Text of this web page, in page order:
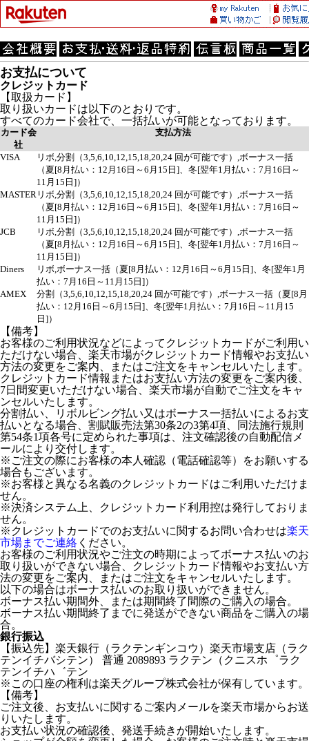
お支払について
クレジットカード
【取扱カード】
取り扱いカードは以下のとおりです。
すべてのカード会社で、一括払いが可能となっております。
カード会
社
支払方法
VISA
リボ,分割（3,5,6,10,12,15,18,20,24 回が可能です）,ボーナス一括
（夏[8月払い：12月16日～6月15日]、冬[翌年1月払い：7月16日～
11月15日]）
MASTER リボ,分割（3,5,6,10,12,15,18,20,24 回が可能です）,ボーナス一括
（夏[8月払い：12月16日～6月15日]、冬[翌年1月払い：7月16日～
11月15日]）
JCB
リボ,分割（3,5,6,10,12,15,18,20,24 回が可能です）,ボーナス一括
（夏[8月払い：12月16日～6月15日]、冬[翌年1月払い：7月16日～
11月15日]）
Diners
リボ,ボーナス一括（夏[8月払い：12月16日～6月15日]、冬[翌年1月
払い：7月16日～11月15日]）
AMEX
分割（3,5,6,10,12,15,18,20,24 回が可能です）,ボーナス一括（夏[8月
払い：12月16日～6月15日]、冬[翌年1月払い：7月16日～11月15
日]）
【備考】
お客様のご利用状況などによってクレジットカードがご利用い
ただけない場合、楽天市場がクレジットカード情報やお支払い
方法の変更をご案内、またはご注文をキャンセルいたします。
クレジットカード情報またはお支払い方法の変更をご案内後、
7日間変更いただけない場合、楽天市場が自動でご注文をキャ
ンセルいたします。
分割払い、リボルビング払い又はボーナス一括払いによるお支
払いとなる場合、割賦販売法第30条2の3第4項、同法施行規則
第54条1項各号に定められた事項は、注文確認後の自動配信メ
ールにより交付します。
※ご注文の際にお客様の本人確認（電話確認等）をお願いする
場合もございます。
※お客様と異なる名義のクレジットカードはご利用いただけま
せん。
※決済システム上、クレジットカード利用控は発行しておりま
せん。
※クレジットカードでのお支払いに関するお問い合わせは楽天
市場までご連絡 ください。
お客様のご利用状況やご注文の時期によってボーナス払いのお
取り扱いができない場合、クレジットカード情報やお支払い方
法の変更をご案内、またはご注文をキャンセルいたします。
以下の場合はボーナス払いのお取り扱いができません。
ボーナス払い期間外、または期間終了間際のご購入の場合。
ボーナス払い期間終了までに発送ができない商品をご購入の場
合。
銀行振込
【振込先】楽天銀行（ラクテンギンコウ）楽天市場支店（ラク
テンイチバシテン） 普通 2089893 ラクテン（クニスホ゜ラク
テンイチハ゛テン
※この口座の権利は楽天グループ株式会社が保有しています。
【備考】
ご注文後、お支払いに関するご案内メールを楽天市場からお送
りいたします。
お支払い状況の確認後、発送手続きが開始いたします。